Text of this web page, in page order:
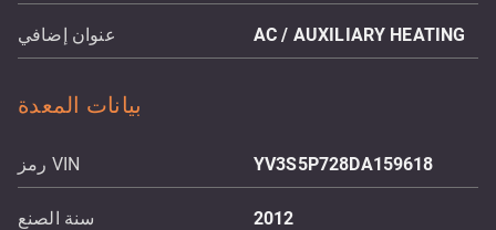
عنوان إضافي AC / AUXILIARY HEATING
بيانات المعدة
رمز VIN YV3S5P728DA159618
سنة الصنع 2012